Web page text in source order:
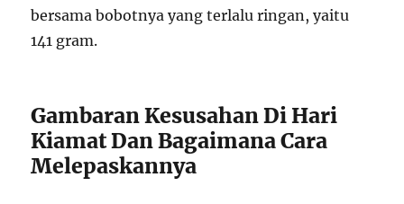
bersama bobotnya yang terlalu ringan, yaitu
141 gram.
Gambaran Kesusahan Di Hari
Kiamat Dan Bagaimana Cara
Melepaskannya